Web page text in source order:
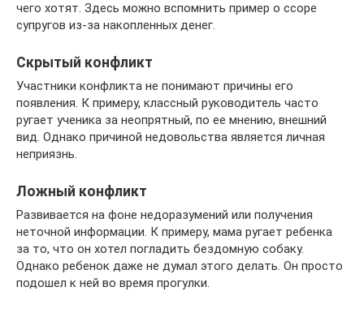
чего хотят. Здесь можно вспомнить пример о ссоре
супругов из-за накопленных денег.
Скрытый конфликт
Участники конфликта не понимают причины его
появления. К примеру, классный руководитель часто
ругает ученика за неопрятный, по ее мнению, внешний
вид. Однако причиной недовольства является личная
неприязнь.
Ложный конфликт
Развивается на фоне недоразумений или получения
неточной информации. К примеру, мама ругает ребенка
за то, что он хотел погладить бездомную собаку.
Однако ребенок даже не думал этого делать. Он просто
подошел к ней во время прогулки.